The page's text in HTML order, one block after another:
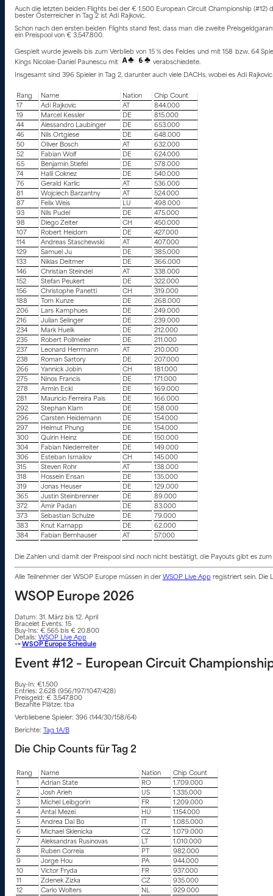
Auch die letzten beiden Flights bei der € 1.500 European Circuit Championship
bester Österreicher in Tag 2 ist Adi Rajkovic.
Schon nach den ersten beiden Flights stand fest, dass man die zweite
ein Preispool von € 3.547.800.
Gespielt wurde jeweils bis zum Verblieb von 15 % des Feldes und mit 158 bzw. 64
Kings Nicolae-Daniel Paunescu mit
verabschiedete.
Insgesamt sind 396 Spieler in Tag 2, darunter auch viele DACHs, wobei es Adi
Rang Name Nation
Chip Count
17
Adi Rajkovic AT
844.000
19
Marcel Kessler DE
815.000
44
Alessandro Laubinger DE
653.000
46
Nils Ortgiese DE
648.000
50
Oliver Bosch AT
632.000
52
Fabian Wolf DE
624.000
65
Benjamin Stiefel DE
578.000
74
Halil Coknez DE
540.000
76
Gerald Karlic AT
536.000
81
Wojciech Barzantny AT
524.000
87
Felix Weis LU
498.000
93
Nils Pudel DE
475.000
98
Diego Zeiter CH
450.000
107
Robert Heidorn DE
427.000
114
Andreas Staschewski AT
407.000
129
Samuel Ju DE
385.000
133
Niklas Deitmer DE
366.000
146
Christian Steindel AT
338.000
152
Stefan Peukert DE
322.000
156
Christophe Panetti CH
319.000
188
Tom Kunze DE
268.000
206
Lars Kamphues DE
249.000
216
Julian Selinger DE
239.000
234
Mark Huelk DE
212.000
235
Robert Pollmeier DE
211.000
237
Leonard Herrmann AT
210.000
238
Roman Sartory DE
207.000
266
Yannick Jobin CH
181.000
275
Ninos Francis DE
171.000
278
Armin Eckl DE
169.000
281
Mauricio Ferreira Pais DE
166.000
292
Stephan Klam DE
158.000
296
Carsten Heidemann DE
154.000
297
Helmut Phung DE
154.000
300
Quirin Heinz DE
150.000
304
Fabian Niederreiter DE
149.000
306
Esteban Ismailov CH
145.000
315
Steven Rohr AT
138.000
318
Hossein Ensan DE
135.000
319
Jonas Heuser DE
129.000
365
Justin Steinbrenner DE
89.000
372
Amir Padan DE
83.000
373
Sebastian Schulze DE
79.000
383
Knut Karnapp DE
62.000
384
Fabian Bernhauser AT 57.000
Die Zahlen und damit der Preispool sind noch nicht bestätigt, die Payouts gibt es
Alle Teilnehmer der WSOP Europe müssen in der WSOP Live Appregistriert sein. Die
WSOP Europe 2026
Datum: 31. März bis 12. April
Bracelet Events: 15
Buy-Ins: € 565 bis € 20.800
Details: WSOP Live App
–>WSOP Europe Schedule
Event #12 – European Circuit
Buy-In: €1.500
Entries: 2.628 (956/197/1047/428)
Preisgeld: € 3.547.800
Bezahlte Plätze: tba
Verbliebene Spieler: 396 (144/30/158/64)
Berichte: Tag 1A/B
Die Chip Counts für Tag 2
Rang Name Nation
Chip Count
1
Adrian State RO
1.709.000
2
Josh Arieh US
1.335.000
3
Michel Leibgorin FR
1.209.000
4
Antal Mezei HU
1.154.000
5
Andrea Dal Bo
1.085.000
6
Michael Sklenicka CZ
1.079.000
7
Aleksandras Rusinovas LT
1.010.000
8
Ruben Correia PT
982.000
9
Jorge Hou PA
944.000
10
Victor Fryda FR
937.000
11
Zdenek Zizka CZ
935.000
12
Carlo Wolters NL
929.000